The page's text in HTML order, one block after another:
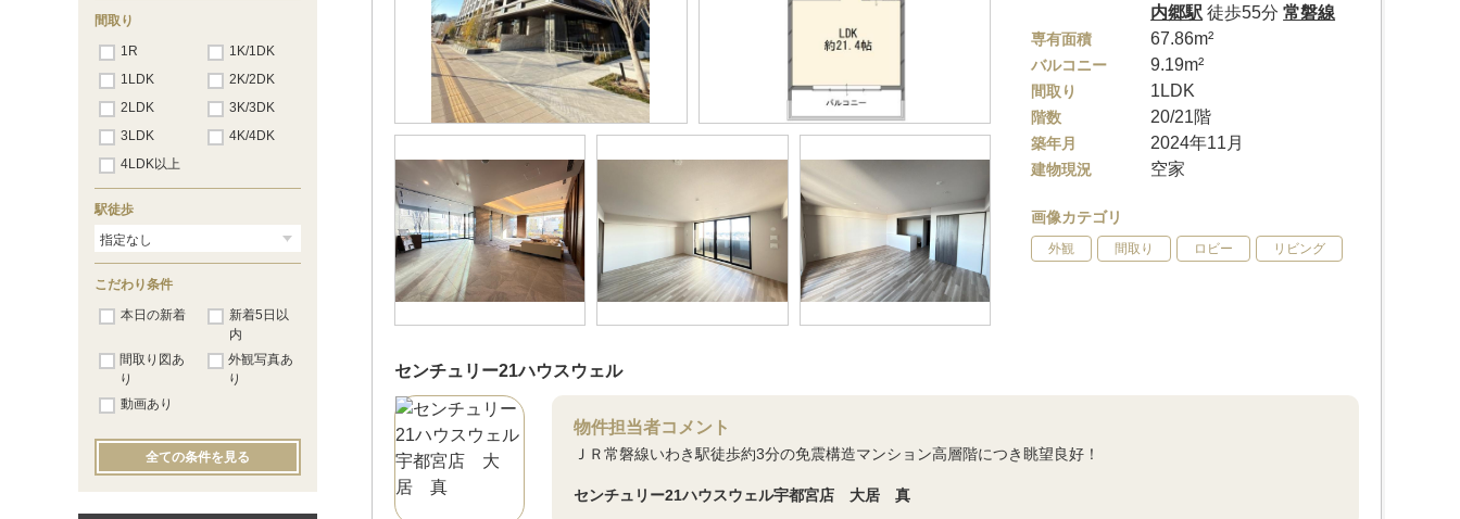
内郷駅 徒歩55分常磐線
専有面積 67.86m²
バルコニー 9.19m²
間取り 1LDK
階数 20/21階
築年月 2024年11月
建物現況 空家
画像カテゴリ
外観 間取り ロビー リビング
センチュリー21ハウスウェル
物件担当者コメント
ＪＲ常磐線いわき駅徒歩約3分の免震構造マンション高層階につき眺望良好！
センチュリー21ハウスウェル宇都宮店 大居 真
間取り
1R
1K/1DK
1LDK
2K/2DK
2LDK
3K/3DK
3LDK
4K/4DK
4LDK以上
駅徒歩
こだわり条件
本日の新着
新着5日以
内
間取り図あ
り
外観写真あ
り
動画あり
全ての条件を見る